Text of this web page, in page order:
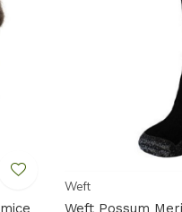
polypropylene
Weft
Weft Possum